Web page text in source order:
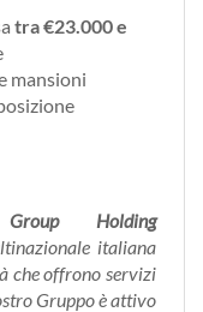
tra €23.000 e
mansioni
Holding
italiana
che offrono servizi
Gruppo è attivo